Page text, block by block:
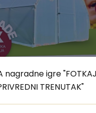
nagradne igre
TRENUTAK"